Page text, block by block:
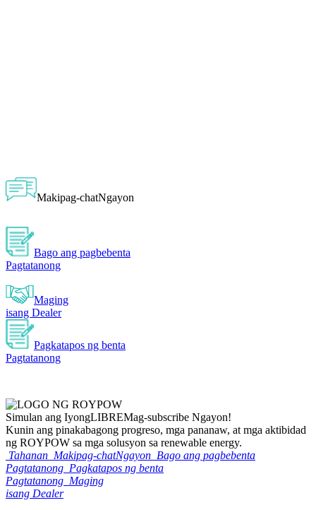
Makipag-chatNgayon
Bago ang pagbebenta
Pagtatanong
Maging
isang Dealer
Pagkatapos ng benta
Pagtatanong
Simulan ang IyongLIBREMag-subscribe Ngayon!
Kunin ang pinakabagong progreso, mga pananaw, at mga aktibidad
ng ROYPOW sa mga solusyon sa renewable energy.
Tahanan Makipag-chatNgayon Bago ang pagbebenta
Pagtatanong Pagkatapos ng benta
Pagtatanong Maging
isang Dealer